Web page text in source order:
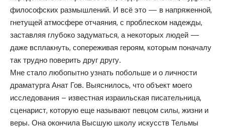
философских размышлений. И всё это — в напряженной,
гнетущей атмосфере отчаяния, с проблеском надежды,
заставляя глубоко задуматься, а некоторых людей —
даже всплакнуть, сопереживая героям, которым поначалу
так трудно поверить друг другу.
Мне стало любопытно узнать побольше и о личности
драматурга Анат Гов. Выяснилось, что объект моего
исследования – известная израильская писательница,
сценарист, которую еще называют певцом силы, жизни и
веры. Она окончила Высшую школу искусств Тельмы